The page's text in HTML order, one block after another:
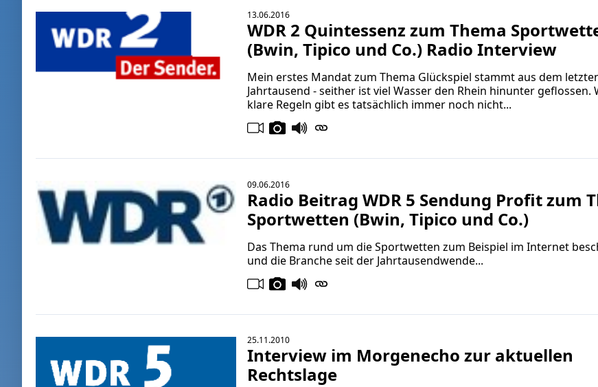
13.06.2016
WDR 2 Quintessenz zum Thema
(Bwin, Tipico und Co.) Radio Interview
Mein erstes Mandat zum Thema Glückspiel stammt aus dem
Jahrtausend - seither ist viel Wasser den Rhein hinunter geflossen.
klare Regeln gibt es tatsächlich immer noch nicht...
09.06.2016
Radio Beitrag WDR 5 Sendung Profit zum
Sportwetten (Bwin, Tipico und Co.)
Das Thema rund um die Sportwetten zum Beispiel im Internet
und die Branche seit der Jahrtausendwende...
25.11.2010
Interview im Morgenecho zur aktuellen
Rechtslage